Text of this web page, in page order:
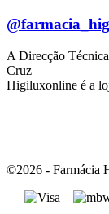
A Direcção
Cruz
Higiluxonline é a
©2026 - Farmácia